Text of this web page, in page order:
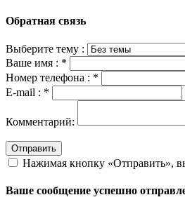
Обратная связь
Выберите тему :
Ваше имя : *
Номер телефона : *
E-mail : *
Комментарий:
Отправить
Нажимая кнопку «Отправить»,
Ваше сообщение успешно